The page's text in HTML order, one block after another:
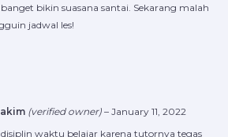
bikin suasana santai. Sekarang malah
jadwal les!
(verified owner) – January 11, 2022
waktu belajar karena tutornya tegas